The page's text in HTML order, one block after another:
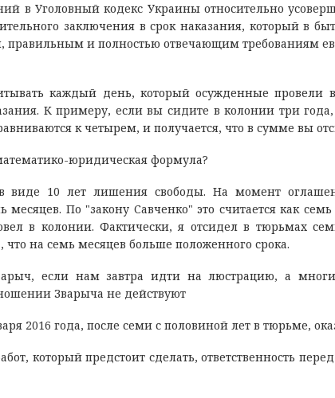
в Уголовный кодекс Украины относительно
заключения в срок наказания, который в
и полностью отвечающим требованиям
каждый день, который осужденные провели
К примеру, если вы сидите в колонии три
к четырем, и получается, что в сумме вы
юридическая формула?
виде 10 лет лишения свободы. На момент
По "закону Савченко" это считается как
в колонии. Фактически, я отсидел в тюрьмах
на семь месяцев больше положенного срока.
если нам завтра идти на люстрацию, а
Зварыча не действуют
2016 года, после семи с половиной лет в тюрьме,
который предстоит сделать, ответственность